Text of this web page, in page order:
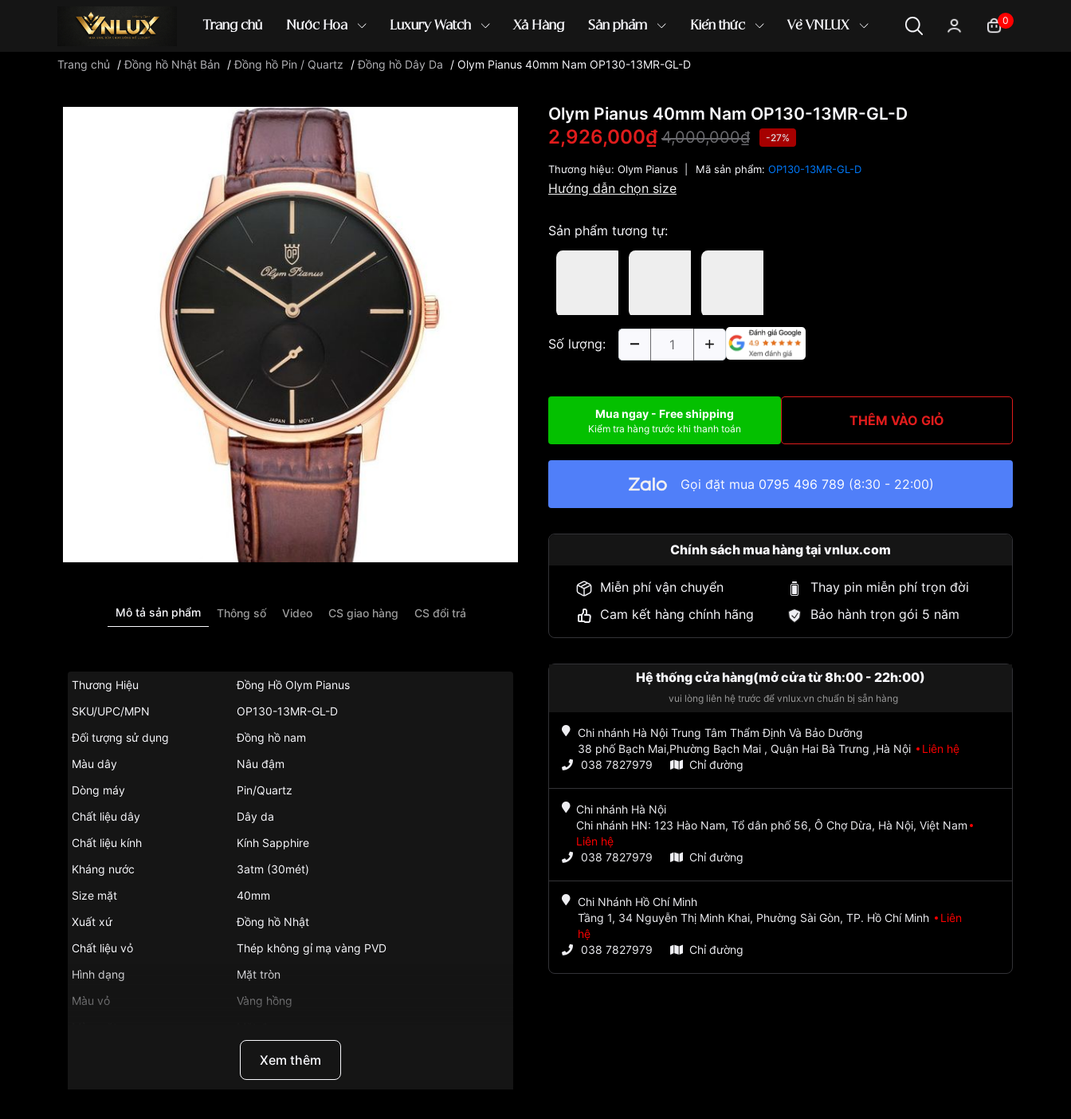
Trang chủ Nước Hoa Luxury Watch Xả Hàng Sản phẩm Kiến thức Về VNLUX 0
Đồng hồ casio đồng hồ G-Shock đồng hồ Orient ...
Trang chủ /Đồng hồ Nhật Bản /Đồng hồ Pin / Quartz /Đồng hồ Dây Da / Olym Pianus 40mm Nam OP130-13MR-GL-D
Mô tả sản phẩm Thông số Video CS giao hàng CS đổi trả
Thương Hiệu
Đồng Hồ Olym Pianus
SKU/UPC/MPN
OP130-13MR-GL-D
Đối tượng sử dụng
Đồng hồ nam
Màu dây
Nâu đậm
Dòng máy
Pin/Quartz
Chất liệu dây
Dây da
Chất liệu kính
Kính Sapphire
Kháng nước
3atm (30mét)
Size mặt
40mm
Xuất xứ
Đồng hồ Nhật
Chất liệu vỏ
Thép không gỉ mạ vàng PVD
Hình dạng
Mặt tròn
Màu vỏ
Vàng hồng
"Olym Pianus 40mm Nam OP130-13MR-GL-
Xem thêm
Olym Pianus 40mm Nam OP130-13MR-GL-D
2,926,000₫ 4,000,000₫ -27%
Thương hiệu: Olym Pianus Mã sản phẩm: OP130-13MR-GL-D
Hướng dẫn chọn size
Sản phẩm tương tự:
Số lượng:
Mua ngay - Free shipping
Kiểm tra hàng trước khi thanh toán THÊM VÀO GIỎ
Gọi đặt mua 0795 496 789 (8:30 - 22:00)
Chính sách mua hàng tại vnlux.com
Miễn phí vận chuyển
Thay pin miễn phí trọn đời
Cam kết hàng chính hãng
Bảo hành trọn gói 5 năm
Hệ thống cửa hàng(mở cửa từ 8h:00 - 22h:00)
vui lòng liên hệ trước để vnlux.vn chuẩn bị sẵn hàng
Chi nhánh Hà Nội Trung Tâm Thẩm Định Và Bảo Dưỡng
38 phố Bạch Mai,Phường Bạch Mai , Quận Hai Bà Trưng ,Hà Nội
Liên hệ
038 7827979
Chỉ đường
Chi nhánh Hà Nội
Chi nhánh HN: 123 Hào Nam, Tổ dân phố 56, Ô Chợ Dừa, Hà Nội, Việt Nam
Liên hệ
038 7827979
Chỉ đường
Chi Nhánh Hồ Chí Minh
Tầng 1, 34 Nguyễn Thị Minh Khai, Phường Sài Gòn, TP. Hồ Chí Minh
Liên
hệ
038 7827979
Chỉ đường